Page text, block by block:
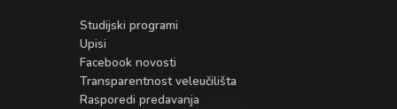
Studijski programi
Upisi
Facebook novosti
Transparentnost veleučilišta
Rasporedi predavanja